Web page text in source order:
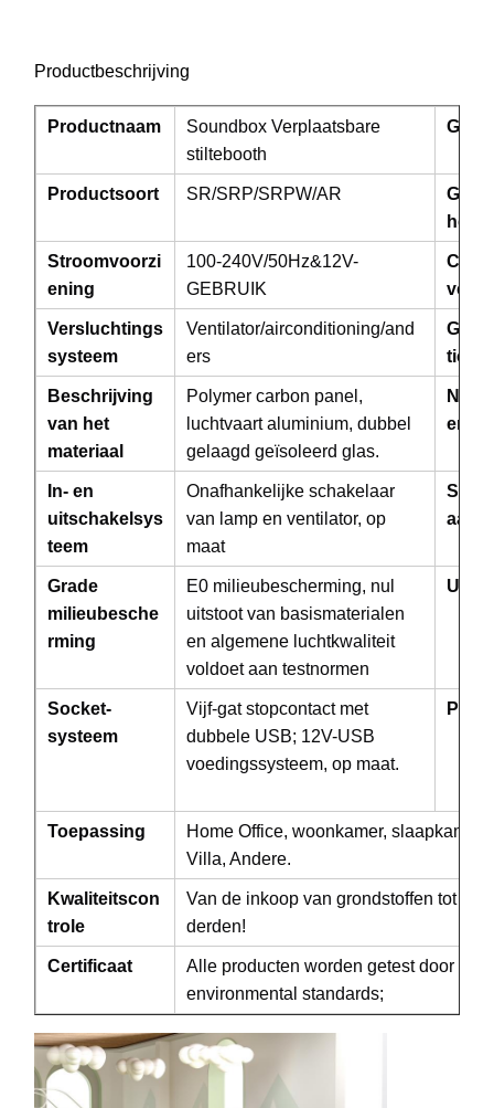
Thuis Producten
Kwaliteitscont
Role
Contacteer
Ons
Nieuws Praatje Nu
Geluiddichte Bureaupeul
Buiten kantoor pod
Thuiskantoor Pod
Accessoires voor ijsbadmachines
elektrische saunaverwarmer
Productbeschrijving
Productnaam
Soundbox Verplaatsbare
stiltebooth
Productsoort SR/SRP/SRPW/AR
het
Stroomvoorzi
ening
100-240V/50Hz&12V-
GEBRUIK
Versluchtings
systeem
Ventilator/airconditioning/and
ers
tie
Beschrijving
van het
materiaal
Polymer carbon panel,
luchtvaart aluminium, dubbel
gelaagd geïsoleerd glas.
In- en
uitschakelsys
teem
Onafhankelijke schakelaar
van lamp en ventilator, op
maat
Grade
milieubesche
rming
E0 milieubescherming, nul
uitstoot van basismaterialen
en algemene luchtkwaliteit
voldoet aan testnormen
Socket-
systeem
Vijf-gat stopcontact met
dubbele USB; 12V-USB
voedingssysteem, op maat.
Toepassing
Home Office, woonkamer,
Villa, Andere.
Kwaliteitscon
trole
Van de inkoop van grondstoffen tot de
derden!
Certificaat
Alle producten worden getest door
environmental standards;